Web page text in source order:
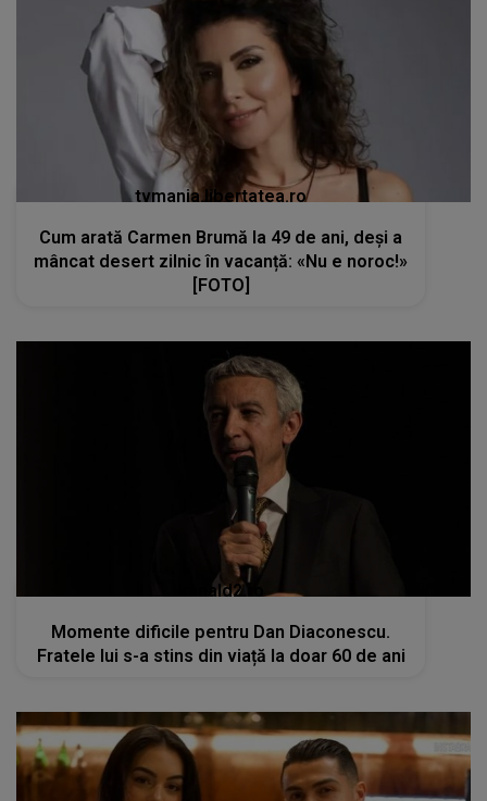
tvmania.libertatea.ro
Cum arată Carmen Brumă la 49 de ani, deși a
mâncat desert zilnic în vacanță: «Nu e noroc!»
[FOTO]
kanald2.ro
Momente dificile pentru Dan Diaconescu.
Fratele lui s-a stins din viață la doar 60 de ani